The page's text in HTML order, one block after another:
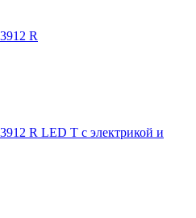
R
R LED T с электрикой и